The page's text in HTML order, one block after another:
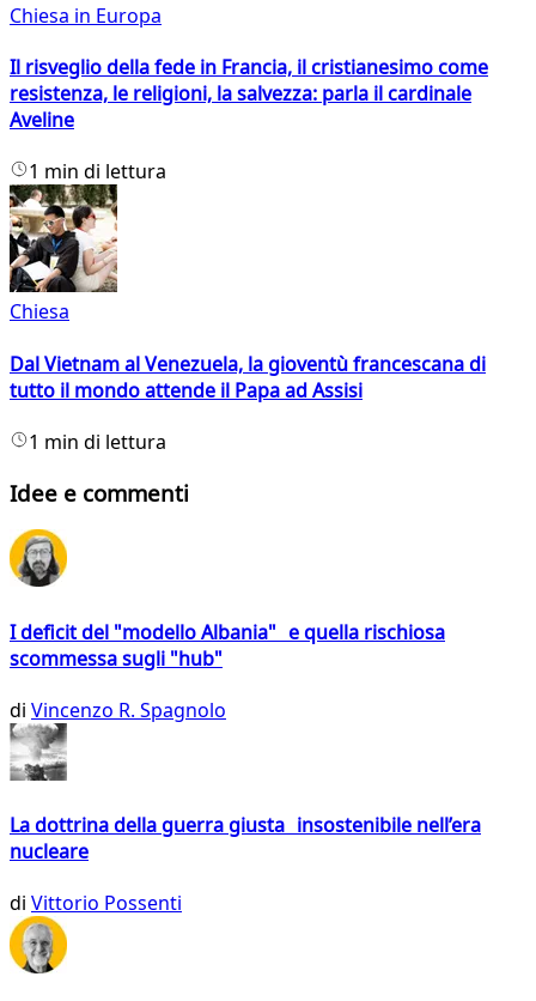
Chiesa in Europa
Il risveglio della fede in Francia, il cristianesimo come
resistenza, le religioni, la salvezza: parla il cardinale
Aveline
1 min di lettura
Chiesa
Dal Vietnam al Venezuela, la gioventù francescana di
tutto il mondo attende il Papa ad Assisi
1 min di lettura
Idee e commenti
I deficit del "modello Albania" e quella rischiosa
scommessa sugli "hub"
di Vincenzo R. Spagnolo
La dottrina della guerra giusta insostenibile nell’era
nucleare
di Vittorio Possenti